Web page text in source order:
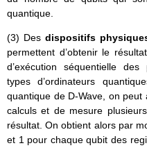
quantique.
(3) Des dispositifs
permettent d’obtenir le
d’exécution séquentielle
types d’ordinateurs
quantique de D-Wave, on peut
calculs et de mesure
résultat. On obtient alors par
et 1 pour chaque qubit des